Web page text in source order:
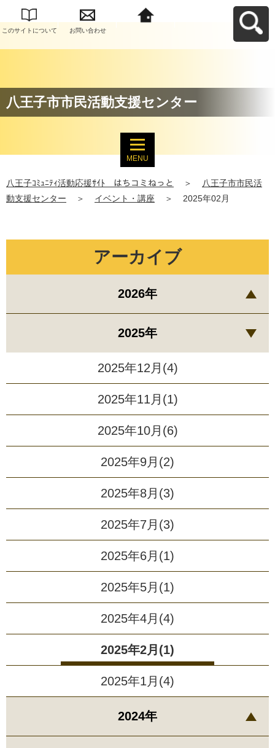
このサイトについて お問い合わせ
八王子市市民活動支援センター
MENU
八王子ｺﾐｭﾆﾃｨ活動応援ｻｲﾄ はちコミねっと ＞
八王子市市民活
動支援センター
＞ イベント・講座 ＞ 2025年02月
アーカイブ
2026年
2025年
2025年12月(4)
2025年11月(1)
2025年10月(6)
2025年9月(2)
2025年8月(3)
2025年7月(3)
2025年6月(1)
2025年5月(1)
2025年4月(4)
2025年2月(1)
2025年1月(4)
2024年